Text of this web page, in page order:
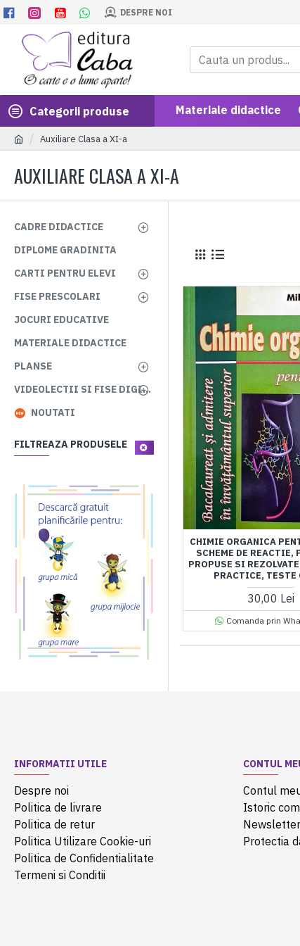
DESPRE NOI
Categorii produse Materiale didactice
Auxiliare Clasa a XI-a
AUXILIARE CLASA A XI-A
CADRE DIDACTICE
DIPLOME GRADINITA
CARTI PENTRU ELEVI
FISE PRESCOLARI
JOCURI EDUCATIVE
MATERIALE DIDACTICE
PLANSE
VIDEOLECTII SI FISE DIGITALE
NOUTATI
FILTREAZA PRODUSELE
CHIMIE ORGANICA
SCHEME DE REACTIE,
PROPUSE SI
PRACTICE, TESTE
30,00 Lei
Comanda prin
INFORMATII UTILE
Despre noi
Politica de livrare
Politica de retur
Politica Utilizare Cookie-uri
Politica de Confidentialitate
Termeni si Conditii
CONTUL
Contul
Istoric
Newsletter
Protectia